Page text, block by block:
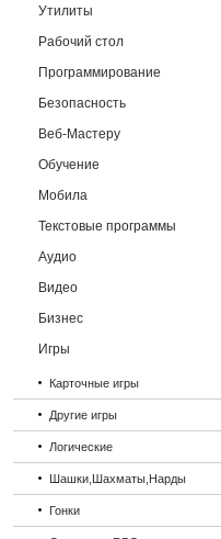
Утилиты
Рабочий стол
Программирование
Безопасность
Веб-Мастеру
Обучение
Мобила
Текстовые программы
Аудио
Видео
Бизнес
Игры
Карточные игры
Другие игры
Логические
Шашки,Шахматы,Нарды
Гонки